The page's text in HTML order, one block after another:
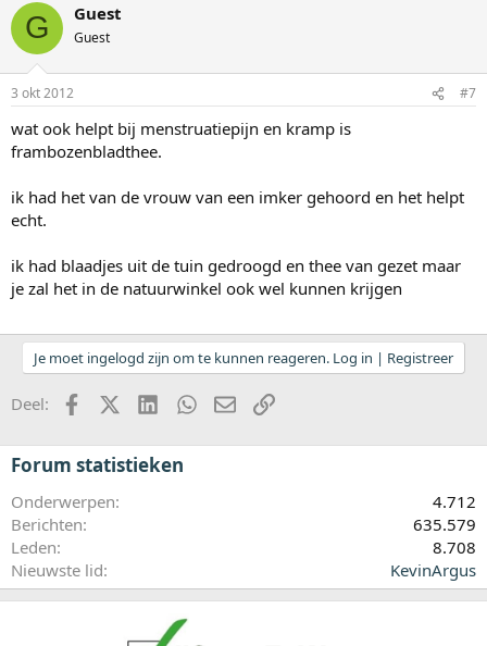
G Guest
Guest
3 okt 2012 #7
wat ook helpt bij menstruatiepijn en kramp is
frambozenbladthee.
ik had het van de vrouw van een imker gehoord en het helpt
echt.
ik had blaadjes uit de tuin gedroogd en thee van gezet maar
je zal het in de natuurwinkel ook wel kunnen krijgen
Je moet ingelogd zijn om te kunnen reageren. Log in | Registreer
Deel: FacebookX (Twitter)LinkedInWhatsApp
E-mailkoppeling
Forum statistieken
Onderwerpen
4.712
Berichten
635.579
Leden
8.708
Nieuwste lid
KevinArgus